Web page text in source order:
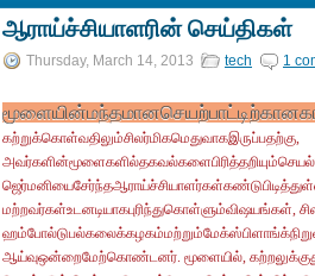
Pஆராய்ச்சியாளரின் செய்திகள்
Thursday, March 14, 2013 tech 1
கற்றுக்கொள்வதிலும்சிலர்மிகமெதுவாகஇருப்பதற்கு,
மற்றவர்கள்உடனடியாகபுரிந்துகொள்ளும்விஷயங்கள்,
ஆய்வுஒன்றைமேற்கொண்டனர். மூளையில்,